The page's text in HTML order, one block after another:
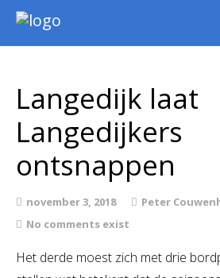
Nieuws
Extern
Jeugd
WSK Toernooi
Agenda
Informatie
Archief
Langedijk laat
Langedijkers
ontsnappen
november 3, 2018
Peter
No comments exist
Het derde moest zich met drie